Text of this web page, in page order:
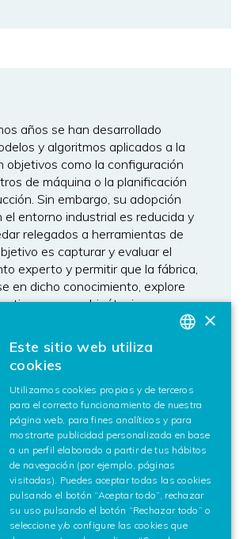
años se han desarrollado
y algoritmos aplicados a la
objetivos como la configuración
de máquina o la planificación
Sin embargo, su adopción
el entorno industrial es reducida y
relegados a herramientas de
es capturar y evaluar el
experto y permitir que la fábrica,
en dicho conocimiento, explore
nuevas hipótesis y
de mejora.
de la máquina-herramienta
cada vez más cortas y piezas
con gran variabilidad de
geometrías y condiciones de
variabilidad introduce
ENGLISH
×
Este sitio web utiliza
cookies
Utilizamos cookies propias y de terceros
para el correcto funcionamiento de nuestra
página web, para fines analíticos y para
mostrarte publicidad personalizada en base
a un perfil elaborado a partir de tus hábitos
de navegación (por ejemplo, páginas
visitadas). Puedes aceptar todas las cookies
pulsando el botón “Aceptar todo”, rechazar
su uso pulsando el botón “Rechazar todo” o
seleccione y/o configure las cookies que